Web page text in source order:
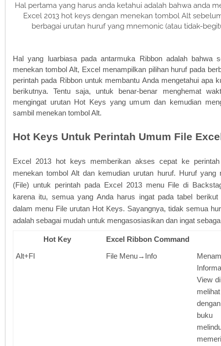
Hal pertama yang harus anda ketahui adalah bahwa anda
Excel 2013 hot keys dengan menekan tombol Alt
berbagai urutan huruf yang mnemonic (atau tidak-
Hal yang luarbiasa pada antarmuka Ribbon adalah bahwa
menekan tombol Alt, Excel menampilkan pilihan huruf pada
perintah pada Ribbon untuk membantu Anda mengetahui apa
berikutnya. Tentu saja, untuk benar-benar menghemat
mengingat urutan Hot Keys yang umum dan kemudian
sambil menekan tombol Alt.
Hot Keys Untuk Perintah Umum File
Excel 2013 hot keys memberikan akses cepat ke
menekan tombol Alt dan kemudian urutan huruf. Huruf yang
(File) untuk perintah pada Excel 2013 menu File di
karena itu, semua yang Anda harus ingat pada tabel berikut
dalam menu File urutan Hot Keys. Sayangnya, tidak semua
adalah sebagai mudah untuk mengasosiasikan dan ingat
Hot Key
Excel Ribbon Command
Alt+FI
File Menu→Info
View